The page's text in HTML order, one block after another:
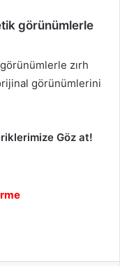
görünümlerle
zırh
görünümlerini
Göz at!